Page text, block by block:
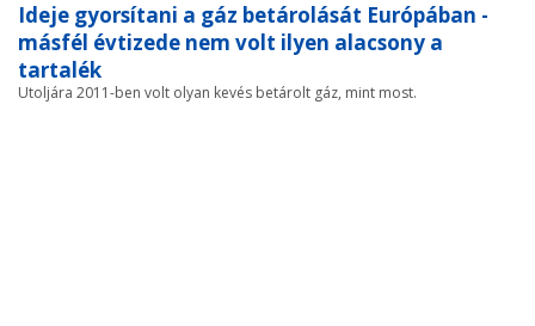
Ideje gyorsítani a gáz betárolását Európában -
másfél évtizede nem volt ilyen alacsony a
tartalék
Utoljára 2011-ben volt olyan kevés betárolt gáz, mint most.